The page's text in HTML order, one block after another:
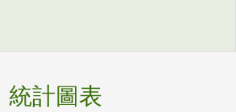
統計圖表